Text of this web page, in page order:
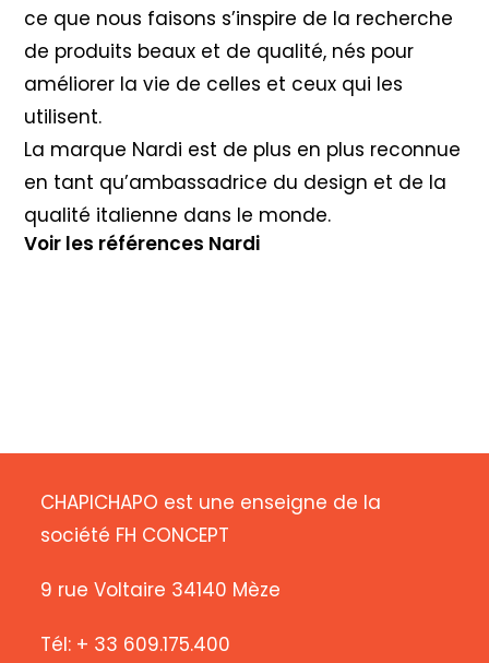
ce que nous faisons s’inspire de la recherche
de produits beaux et de qualité, nés pour
améliorer la vie de celles et ceux qui les
utilisent.
La marque Nardi est de plus en plus reconnue
en tant qu’ambassadrice du design et de la
qualité italienne dans le monde.
Voir les références Nardi
CHAPICHAPO est une enseigne de la
société FH CONCEPT
9 rue Voltaire 34140 Mèze
Tél: + 33 609.175.400